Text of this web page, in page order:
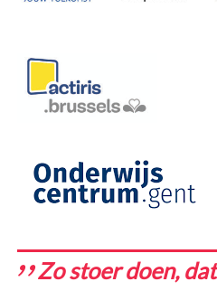
Zo stoer doen,